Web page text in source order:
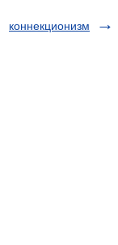
коннекционизм